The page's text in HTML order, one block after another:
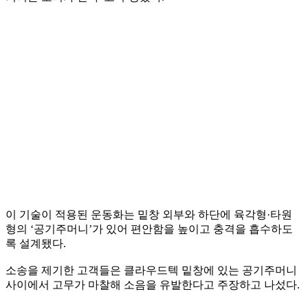
이 기술이 적용된 운동화는 밑창 외부와 하단에 육각형·타원
형의 ‘공기주머니’가 있어 편안함을 높이고 충격을 흡수하도
록 설계됐다.
소송을 제기한 고객들은 클라우드텍 밑창에 있는 공기주머니
사이에서 고무가 마찰해 소음을 유발한다고 주장하고 나섰다.